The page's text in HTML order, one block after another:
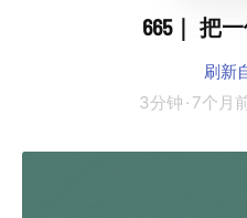
665｜ 把
刷新
3分钟 · 7个月